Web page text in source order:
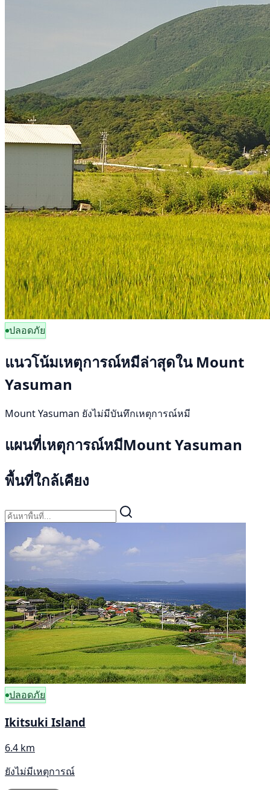
ปลอดภัย
แนวโน้มเหตุการณ์หมีล่าสุดใน Mount
Yasuman
Mount Yasuman ยังไม่มีบันทึกเหตุการณ์หมี
แผนที่เหตุการณ์หมีMount Yasuman
พื้นที่ใกล้เคียง
ปลอดภัย
Ikitsuki Island
6.4 km
ยังไม่มีเหตุการณ์